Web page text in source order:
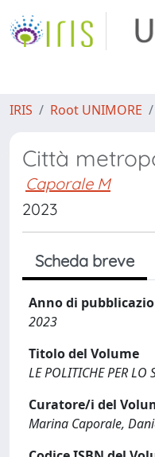
IRIS Root UNIMORE
Città
Caporale M
2023
Scheda breve
Anno di
2023
Titolo del Volume
LE POLITICHE PER LO
Curatore/i del
Marina Caporale,